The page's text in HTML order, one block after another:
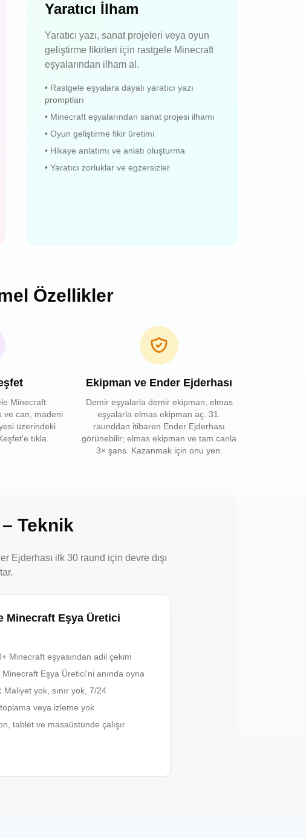
Yaratıcı İlham
Yaratıcı yazı, sanat projeleri veya oyun
geliştirme fikirleri için rastgele Minecraft
eşyalarından ilham al.
• Rastgele eşyalara dayalı yaratıcı yazı
promptları
• Minecraft eşyalarından sanat projesi ilhamı
• Oyun geliştirme fikir üretimi
• Hikaye anlatımı ve anlatı oluşturma
• Yaratıcı zorluklar ve egzersizler
Özellikler
Minecraft
ve can, madeni
üzerindeki
tıkla.
Ekipman ve Ender Ejderhası
Demir eşyalarla demir ekipman, elmas
eşyalarla elmas ekipman aç. 31.
raunddan itibaren Ender Ejderhası
görünebilir; elmas ekipman ve tam canla
3× şans. Kazanmak için onu yen.
Teknik
Ejderhası ilk 30 raund için devre dışı
Minecraft Eşya Üretici
Minecraft eşyasından adil çekim
Minecraft Eşya Üretici'ni anında oyna
: Maliyet yok, sınır yok, 7/24
veya izleme yok
tablet ve masaüstünde çalışır